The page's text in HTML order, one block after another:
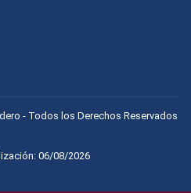
- Todos los Derechos Reservados
06/08/2026